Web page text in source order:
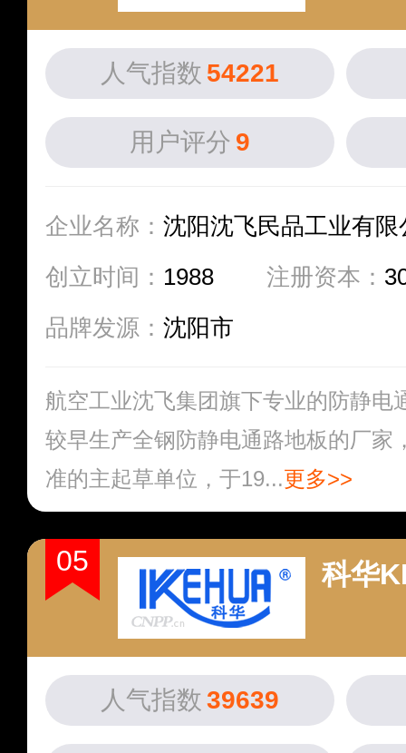
人气指数 54221
用户评分 9
企业名称： 沈阳沈飞民品工业有限
创立时间： 1988 注册资本：
品牌发源： 沈阳市
航空工业沈飞集团旗下专业的防静电
较早生产全钢防静电通路地板的厂家
准的主起草单位，于19...更多>>
05 科华
人气指数 39639